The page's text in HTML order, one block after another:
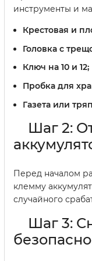
инструменты и
Крестовая и
Головка с
Ключ на 10 и 12;
Пробка для
Газета или
Шаг 2:
Перед началом
клемму
случайного
Шаг 3: